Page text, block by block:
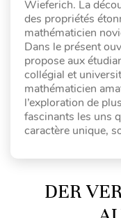
Wieferich. La
des propriétés
mathématicien
Dans le présent
propose aux
collégial et
mathématicien
l’exploration de
fascinants les uns
caractère unique,
DER